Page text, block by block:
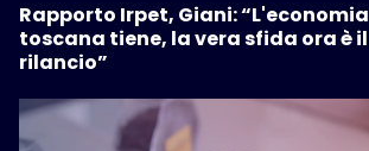
Rapporto Irpet, Giani: “L'economia
toscana tiene, la vera sfida ora è il
rilancio”